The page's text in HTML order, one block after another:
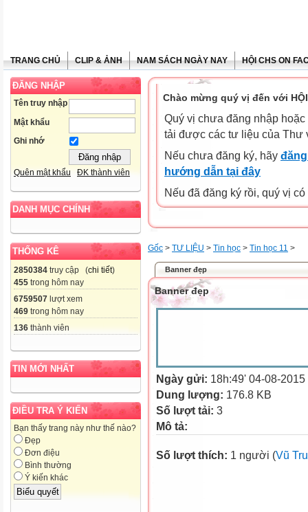
TRANG CHỦ CLIP & ẢNH NAM SÁCH NGÀY NAY HỘI CHS ON
ĐĂNG NHẬP
Tên truy nhập
Mật khẩu
Ghi nhớ
Quên mật khẩu ĐK thành viên
DANH MỤC CHÍNH
THỐNG KÊ
2850384 truy cập (chi tiết)
455 trong hôm nay
6759507 lượt xem
469 trong hôm nay
136 thành viên
TIN MỚI NHẤT
ĐIỀU TRA Ý KIẾN
Bạn thấy trang này như thế nào?
Đẹp
Đơn điệu
Bình thường
Ý kiến khác
Chào mừng quý vị đến với HỘI
Quý vị chưa đăng nhập
tải được các tư liệu của Thư
Nếu chưa đăng ký, hãy
hướng dẫn tại đây
Nếu đã đăng ký rồi, quý vị
Gốc > TƯ LIỆU > Tin học > Tin học 11 >
Banner đẹp
Banner đẹp
Ngày gửi: 18h:49' 04-08-2015
Dung lượng: 176.8 KB
Số lượt tải: 3
Mô tả:
Số lượt thích: 1 người (Vũ